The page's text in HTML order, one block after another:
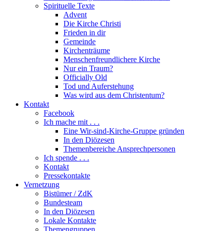
Spirituelle Texte
Advent
Die Kirche Christi
Frieden in dir
Gemeinde
Kirchenträume
Menschenfreundlichere Kirche
Nur ein Traum?
Officially Old
Tod und Auferstehung
Was wird aus dem Christentum?
Kontakt
Facebook
Ich mache mit . . .
Eine Wir-sind-Kirche-Gruppe gründen
In den Diözesen
Themenbereiche Ansprechpersonen
Ich spende . . .
Kontakt
Pressekontakte
Vernetzung
Bistümer / ZdK
Bundesteam
In den Diözesen
Lokale Kontakte
Themengruppen